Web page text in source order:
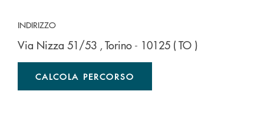
INDIRIZZO
Via Nizza 51/53 , Torino - 10125 ( TO )
CALCOLA PERCORSO